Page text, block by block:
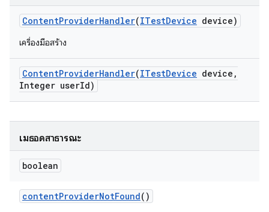
ContentProviderHandler(ITestDevice device)
เครื่องมือสร้าง
ContentProviderHandler(ITestDevice device ,
Integer userId)
เมธอดสาธารณะ
boolean
contentProviderNotFound()